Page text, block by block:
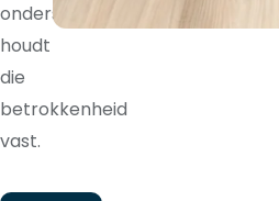
ondersteuning
houdt
die
betrokkenheid
vast.